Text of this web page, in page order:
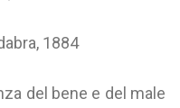
1884
del bene e del male